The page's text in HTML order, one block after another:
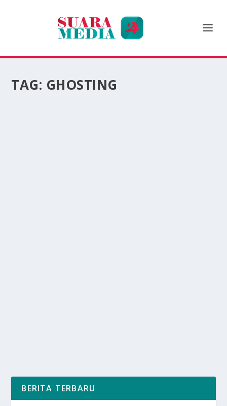
TAG: GHOSTING
BERITA TERBARU